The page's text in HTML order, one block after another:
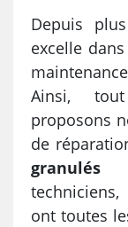
Depuis
excelle
Ainsi,
proposons
de
granulés
ont toutes